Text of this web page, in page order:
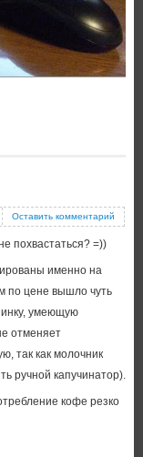
Оставить комментарий
похвастаться? =))
именно на
по цене вышло чуть
умеющую
отменяет
так как молочник
ручной капучинатор).
кофе резко